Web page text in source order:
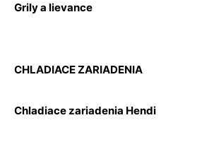
Grily a lievance
CHLADIACE ZARIADENIA
Chladiace zariadenia Hendi